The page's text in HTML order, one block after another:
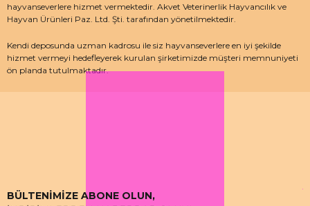
hayvanseverlere hizmet vermektedir. Akvet Veterinerlik Hayvancılık ve
Hayvan Ürünleri Paz. Ltd. Şti. tarafından yönetilmektedir.
Kendi deposunda uzman kadrosu ile siz hayvanseverlere en iyi şekilde
hizmet vermeyi hedefleyerek kurulan şirketimizde müşteri memnuniyeti
ön planda tutulmaktadır.
BÜLTENİMİZE ABONE OLUN,